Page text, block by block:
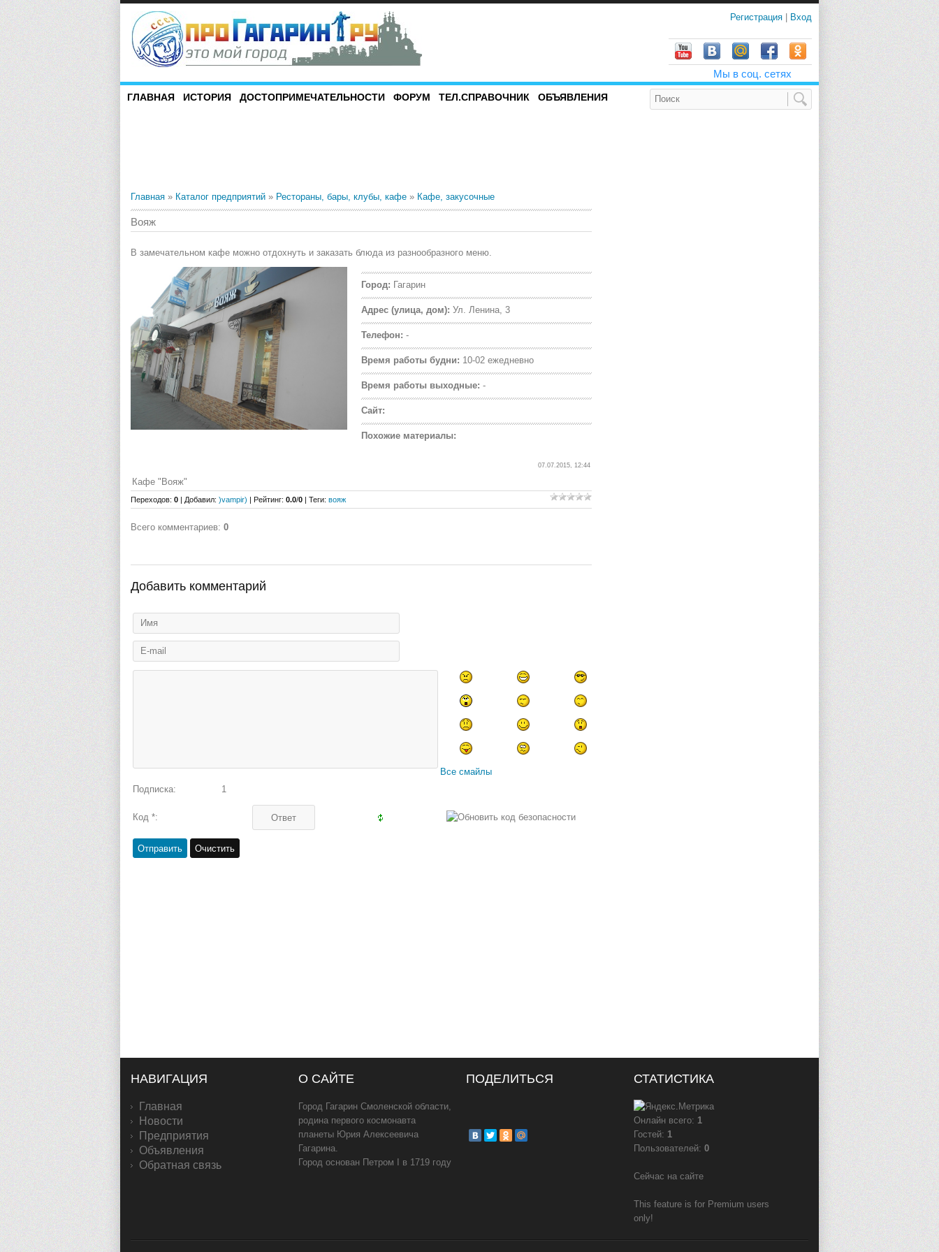
Регистрация Вход
Мы в соц. сетях
ГЛАВНАЯ ИСТОРИЯ ДОСТОПРИМЕЧАТЕЛЬНОСТИ ФОРУМ ТЕЛ.СПРАВОЧНИК ОБЪЯВЛЕНИЯ
Главная » Каталог предприятий » Рестораны, бары, клубы, кафе » Кафе, закусочные
Вояж
В замечательном кафе можно отдохнуть и заказать блюда из разнообразного меню.
Город: Гагарин
Адрес (улица, дом): Ул. Ленина, 3
Телефон: -
Время работы будни: 10-02 ежедневно
Время работы выходные: -
Сайт:
Похожие материалы:
07.07.2015, 12:44
Кафе "Вояж"
Переходов: 0 | Добавил: )vampir) | Рейтинг: 0.0/0 | Теги: вояж
Всего комментариев: 0
Добавить комментарий
Все смайлы
Подписка:
1
Код *:
НАВИГАЦИЯ
Главная
Новости
Предприятия
Объявления
Обратная связь
О САЙТЕ
Город Гагарин Смоленской области,
родина первого космонавта
планеты Юрия Алексеевича
Гагарина.
Город основан Петром I в 1719 году
ПОДЕЛИТЬСЯ СТАТИСТИКА
Онлайн всего: 1
Гостей: 1
Пользователей: 0
Сейчас на сайте
This feature is for Premium users
only!